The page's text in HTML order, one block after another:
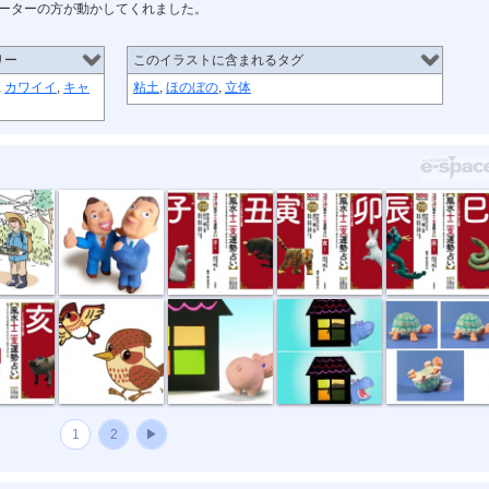
ターの方が動かしてくれました。
ー
カワイイ , キャ
このイラストに含まれるタグ
粘土, ほのぼの, 立体
たつ・へび
しし 「ひばり」 ぶたちゃん かばちゃん かめちゃん
1 2 ▶